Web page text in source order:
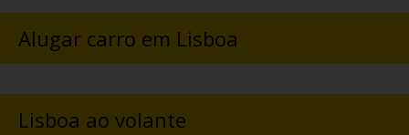
Alugar carro em Lisboa
Lisboa ao volante